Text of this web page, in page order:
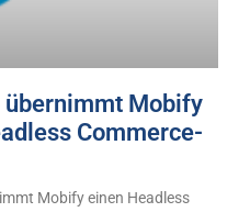
übernimmt Mobify
Commerce-
Mobify einen Headless